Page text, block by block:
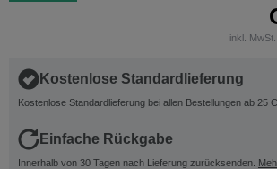
inkl.
Kostenlose Standardlieferung
Kostenlose Standardlieferung bei allen Bestellungen ab 25
Einfache Rückgabe
Innerhalb von 30 Tagen nach Lieferung zurücksenden.